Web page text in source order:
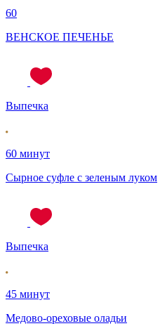
60
ВЕНСКОЕ ПЕЧЕНЬЕ
Выпечка
60 минут
Сырное суфле с зеленым луком
Выпечка
45 минут
Медово-ореховые оладьи